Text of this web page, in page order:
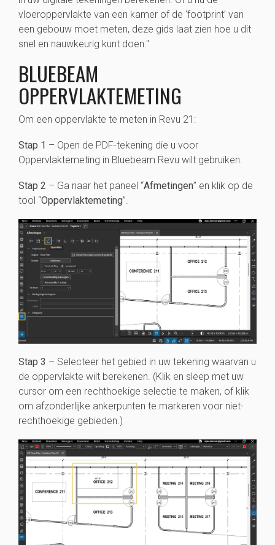
vloeroppervlakte van een kamer of de ‘footprint’ van
een gebouw moet meten, deze gids laat zien hoe u dit
snel en nauwkeurig kunt doen."
BLUEBEAM
OPPERVLAKTEMETING
Om een oppervlakte te meten in Revu 21:
Stap 1 – Open de PDF-tekening die u voor
Oppervlaktemeting in Bluebeam Revu wilt gebruiken.
Stap 2 – Ga naar het paneel “Afmetingen” en klik op de
tool “Oppervlaktemeting”.
Stap 3 – Selecteer het gebied in uw tekening waarvan u
de oppervlakte wilt berekenen. (Klik en sleep met uw
cursor om een rechthoekige selectie te maken, of klik
om afzonderlijke ankerpunten te markeren voor niet-
rechthoekige gebieden.)